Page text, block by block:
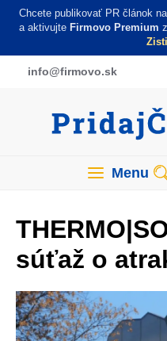
Skočiť
obsah
Chcete publikovať PR článok
a aktivujte Firmovo Premium
info@firmovo.sk
Menu
súťaž o